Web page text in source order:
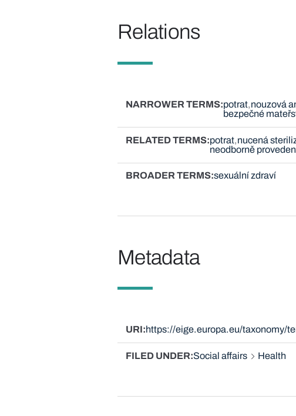
Relations
NARROWER TERMS potrat nouzová
bezpečné
RELATED TERMS potrat nucená
neodborně
BROADER TERMS sexuální zdraví
Metadata
URI https://eige.europa.eu/taxonomy/
FILED UNDER Social affairs Health